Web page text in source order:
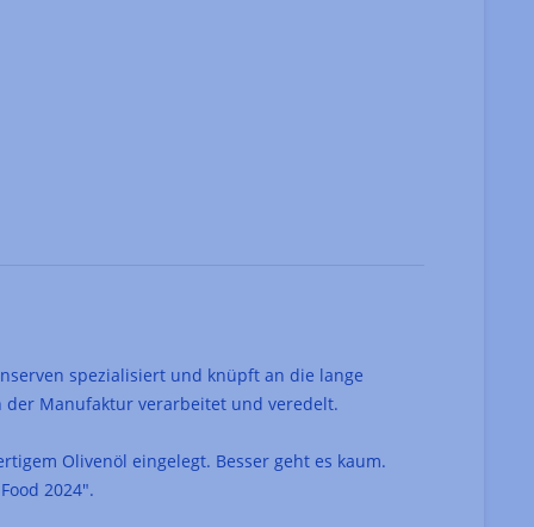
spezialisiert und knüpft an die lange
Manufaktur verarbeitet und veredelt.
Olivenöl eingelegt. Besser geht es kaum.
2024".